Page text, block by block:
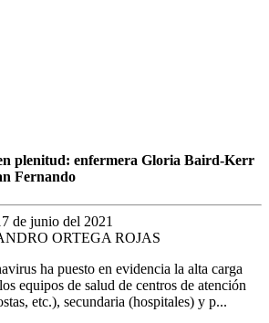
plenitud: enfermera Gloria Baird-Kerr
Fernando
de junio del 2021
ORTEGA ROJAS
ha puesto en evidencia la alta carga
equipos de salud de centros de atención
etc.), secundaria (hospitales) y p...